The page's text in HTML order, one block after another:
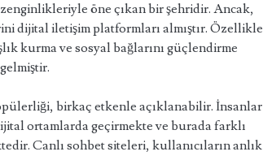
öne çıkan bir şehridir. Ancak,
dijital iletişim platformları almıştır. Özellikle
kurma ve sosyal bağlarını güçlendirme
birkaç etkenle açıklanabilir. İnsanlar
ortamlarda geçirmekte ve burada farklı
Canlı sohbet siteleri, kullanıcıların anlık